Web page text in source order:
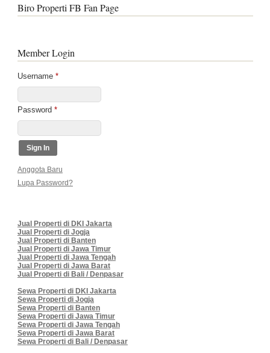
Biro Properti FB Fan Page
Member Login
Username *
Password *
Anggota Baru
Lupa Password?
Jual Properti di DKI Jakarta
Jual Properti di Jogja
Jual Properti di Banten
Jual Properti di Jawa Timur
Jual Properti di Jawa Tengah
Jual Properti di Jawa Barat
Jual Properti di Bali / Denpasar
Sewa Properti di DKI Jakarta
Sewa Properti di Jogja
Sewa Properti di Banten
Sewa Properti di Jawa Timur
Sewa Properti di Jawa Tengah
Sewa Properti di Jawa Barat
Sewa Properti di Bali / Denpasar